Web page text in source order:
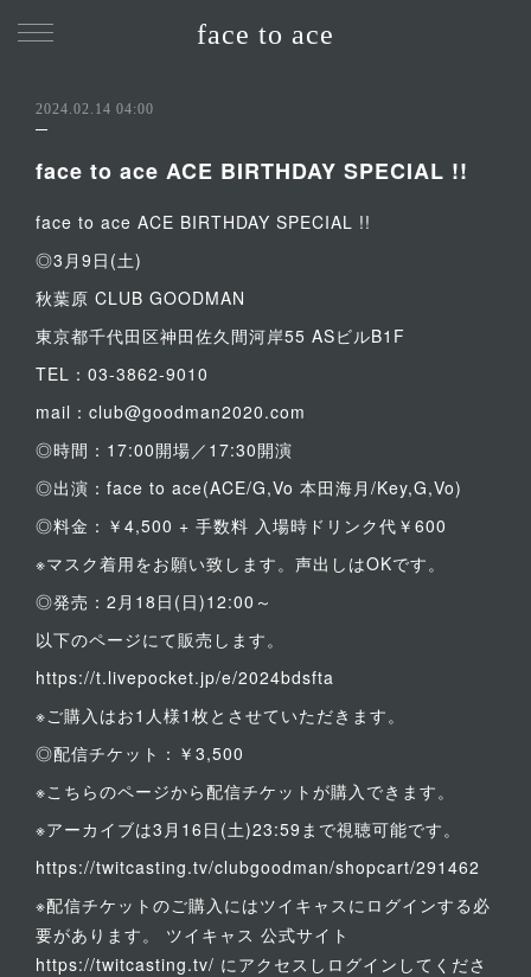
face to ace
2024.02.14 04:00
face to ace ACE BIRTHDAY SPECIAL !!
face to ace ACE BIRTHDAY SPECIAL !!
◎3月9日(土)
秋葉原 CLUB GOODMAN
東京都千代田区神田佐久間河岸55 ASビルB1F
TEL：03-3862-9010
mail：club@goodman2020.com
◎時間：17:00開場／17:30開演
◎出演：face to ace(ACE/G,Vo 本田海月/Key,G,Vo)
◎料金：￥4,500 + 手数料 入場時ドリンク代￥600
※マスク着用をお願い致します。声出しはOKです。
◎発売：2月18日(日)12:00～
以下のページにて販売します。
https://t.livepocket.jp/e/2024bdsfta
※ご購入はお1人様1枚とさせていただきます。
◎配信チケット：￥3,500
※こちらのページから配信チケットが購入できます。
※アーカイブは3月16日(土)23:59まで視聴可能です。
https://twitcasting.tv/clubgoodman/shopcart/291462
※配信チケットのご購入にはツイキャスにログインする必
要があります。 ツイキャス 公式サイト
https://twitcasting.tv/ にアクセスしログインしてくださ